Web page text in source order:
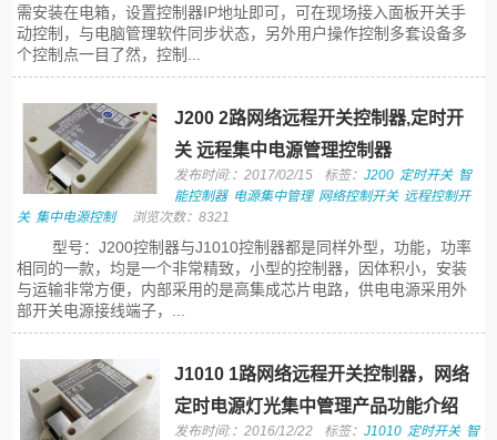
需安装在电箱，设置控制器IP地址即可，可在现场接入面板开关手
动控制，与电脑管理软件同步状态，另外用户操作控制多套设备多
个控制点一目了然，控制...
J200 2路网络远程开关控制器,定时开
关 远程集中电源管理控制器
发布时间:：2017/02/15 标签： J200 定时开关 智
能控制器 电源集中管理 网络控制开关 远程控制开
关 集中电源控制 浏览次数：8321
型号：J200控制器与J1010控制器都是同样外型，功能，功率
相同的一款，均是一个非常精致，小型的控制器，因体积小，安装
与运输非常方便，内部采用的是高集成芯片电路，供电电源采用外
部开关电源接线端子，...
J1010 1路网络远程开关控制器，网络
定时电源灯光集中管理产品功能介绍
发布时间:：2016/12/22 标签： J1010 定时开关 智